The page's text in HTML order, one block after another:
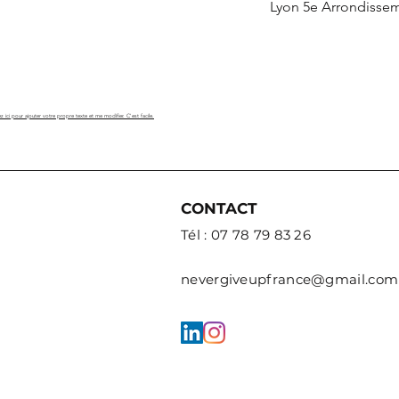
Lyon 5e
ici pour ajouter votre propre texte et me modifier. C'est facile.
CONTACT
Tél : 07 78 79 83 26
nevergiveupfrance@gmail.com